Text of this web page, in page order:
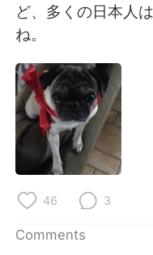
Français
Русский
Indonesia
Türkçe
ど、多くの日本人
ね。
46 3
Comments